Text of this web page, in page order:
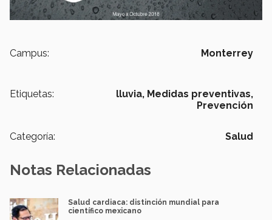
Campus: Monterrey
Etiquetas: lluvia, Medidas preventivas,
Prevención
Categoría: Salud
Notas Relacionadas
Salud cardiaca: distinción mundial para
científico mexicano